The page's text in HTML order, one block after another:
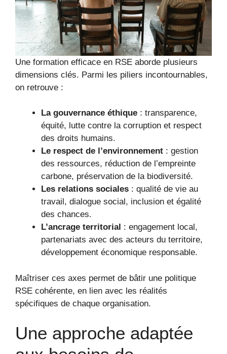
Une formation efficace en RSE aborde plusieurs
dimensions clés. Parmi les piliers incontournables,
on retrouve :
La gouvernance éthique : transparence,
équité, lutte contre la corruption et respect
des droits humains.
Le respect de l’environnement : gestion
des ressources, réduction de l’empreinte
carbone, préservation de la biodiversité.
Les relations sociales : qualité de vie au
travail, dialogue social, inclusion et égalité
des chances.
L’ancrage territorial : engagement local,
partenariats avec des acteurs du territoire,
développement économique responsable.
Maîtriser ces axes permet de bâtir une politique
RSE cohérente, en lien avec les réalités
spécifiques de chaque organisation.
Une approche adaptée